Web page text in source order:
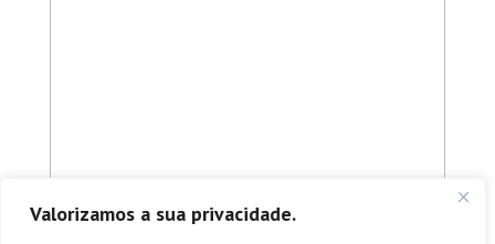
Valorizamos a sua privacidade.